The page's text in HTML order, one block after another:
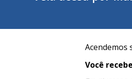
Acendemos
Você